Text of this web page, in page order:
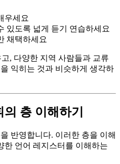
우세요
있도록 넓게 듣기 연습하세요
채택하세요
, 다양한 지역 사람들과 교류
익히는 것과 비슷하게 생각하
층 이해하기
반영합니다. 이러한 층을 이해
한 언어 레지스터를 이해하는